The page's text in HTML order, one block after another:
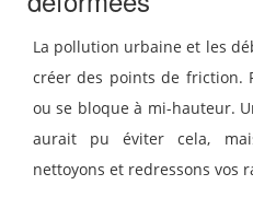
La pollution urbaine et les
créer des points de friction.
ou se bloque à mi-hauteur.
aurait pu éviter cela,
nettoyons et redressons vos